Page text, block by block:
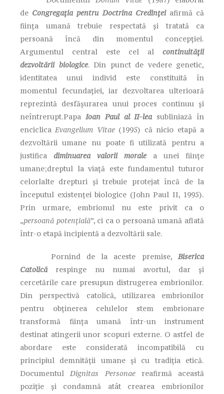
de Congregația pentru Doctrina Credințeiafirmă că
ființa umană trebuie respectată și tratată ca
persoană încă din momentul concepției.
Argumentul central este cel al continuității
dezvoltării biologice. Din punct de vedere genetic,
identitatea unui individ este constituită în
momentul fecundației, iar dezvoltarea ulterioară
reprezintă desfășurarea unui proces continuu și
neîntrerupt.Papa Ioan Paul al II-lea subliniază în
enciclicaEvangelium Vitae (1995) că nicio etapă a
dezvoltării umane nu poate fi utilizată pentru a
justifica diminuarea valorii moralea unei ființe
umane;dreptul la viață este fundamentul tuturor
celorlalte drepturi și trebuie protejat încă de la
începutul existenței biologice (John Paul II, 1995).
Prin urmare, embrionul nu este privit ca o
„persoană potențială”, ci ca o persoană umană aflată
într-o etapă incipientă a dezvoltării sale.
Pornind de la aceste premise,Biserica
Catolică respinge nu numai avortul, dar și
cercetările care presupun distrugerea embrionilor.
Din perspectivă catolică, utilizarea embrionilor
pentru obținerea celulelor stem embrionare
transformă ființa umană într-un instrument
destinat atingerii unor scopuri externe. O astfel de
abordare este considerată incompatibilă cu
principiul demnității umane și cu tradiția etică.
DocumentulDignitas Personaereafirmă această
poziție și condamnă atât crearea embrionilor